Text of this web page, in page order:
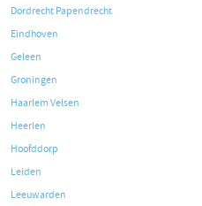
Dordrecht Papendrecht
Eindhoven
Geleen
Groningen
Haarlem Velsen
Heerlen
Hoofddorp
Leiden
Leeuwarden